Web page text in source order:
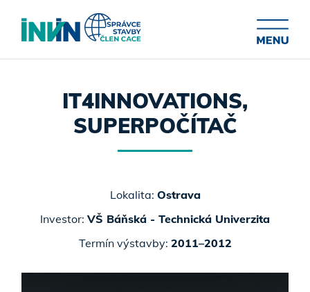
IT4INNOVATIONS,
SUPERPOČÍTAČ
Lokalita: Ostrava
Investor: VŠ Báňská - Technická Univerzita
Termín výstavby: 2011–2012